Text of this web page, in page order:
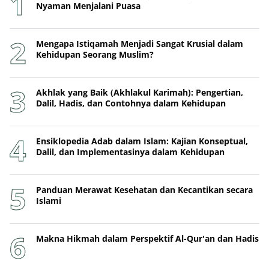
Mengapa Istiqamah Menjadi Sangat Krusial dalam
Kehidupan Seorang Muslim?
Akhlak yang Baik (Akhlakul Karimah): Pengertian,
Dalil, Hadis, dan Contohnya dalam Kehidupan
Ensiklopedia Adab dalam Islam: Kajian Konseptual,
Dalil, dan Implementasinya dalam Kehidupan
Panduan Merawat Kesehatan dan Kecantikan secara
Islami
Makna Hikmah dalam Perspektif Al-Qur'an dan Hadis